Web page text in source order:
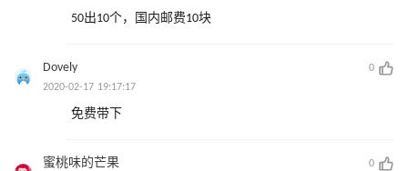
50出10个，国内邮费10块
Dovely
0
2020-02-17 19:17:17
免费带下
蜜桃味的芒果
0